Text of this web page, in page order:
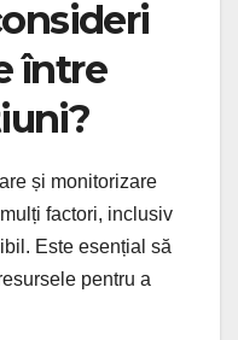
între
și monitorizare
factori, inclusiv
Este esențial să
pentru a